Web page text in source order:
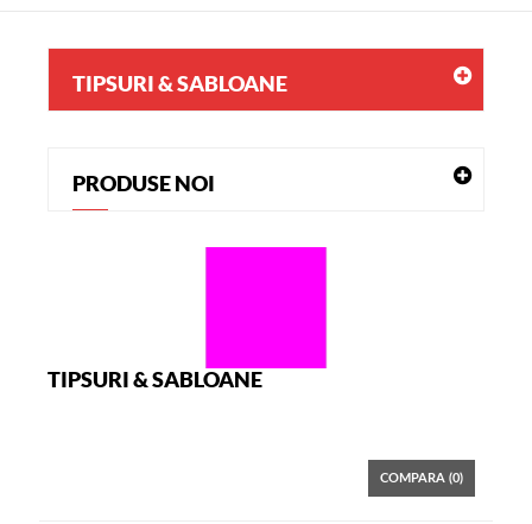
TIPSURI & SABLOANE
PRODUSE NOI
TIPSURI & SABLOANE
COMPARA (0)